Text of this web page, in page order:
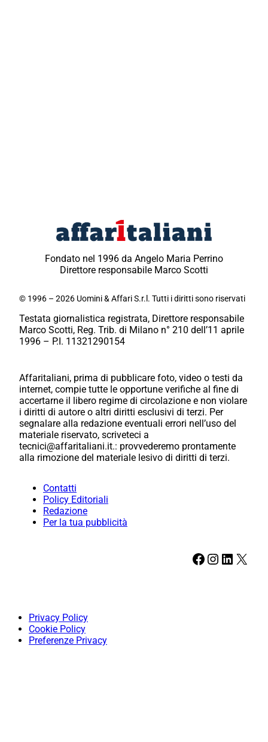
Fondato nel 1996 da Angelo Maria Perrino
Direttore responsabile Marco Scotti
© 1996 – 2026 Uomini & Affari S.r.l. Tutti i diritti sono riservati
Testata giornalistica registrata, Direttore responsabile
Marco Scotti, Reg. Trib. di Milano n° 210 dell’11 aprile
1996 – P.I. 11321290154
Affaritaliani, prima di pubblicare foto, video o testi da
internet, compie tutte le opportune verifiche al fine di
accertarne il libero regime di circolazione e non violare
i diritti di autore o altri diritti esclusivi di terzi. Per
segnalare alla redazione eventuali errori nell’uso del
materiale riservato, scriveteci a
tecnici@affaritaliani.it.: provvederemo prontamente
alla rimozione del materiale lesivo di diritti di terzi.
Contatti
Policy Editoriali
Redazione
Per la tua pubblicità
Facebook Instagram LinkedIn X
Privacy Policy
Cookie Policy
Preferenze Privacy